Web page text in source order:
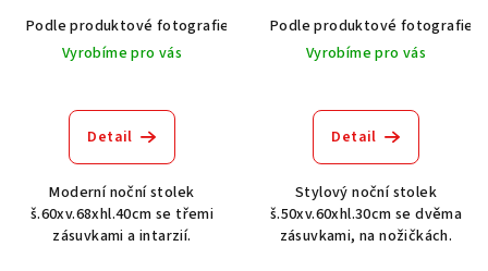
Podle produktové fotografie
Akát vintage BT1551
Dub světlý
Vyrobíme pro vás
Detail
Moderní noční stolek
š.60xv.68xhl.40cm se třemi
zásuvkami a intarzií.
Podle produktové fotografie
Vyrobíme pro vás
Detail
Stylový noční stolek
š.50xv.60xhl.30cm se dvěma
zásuvkami, na nožičkách.